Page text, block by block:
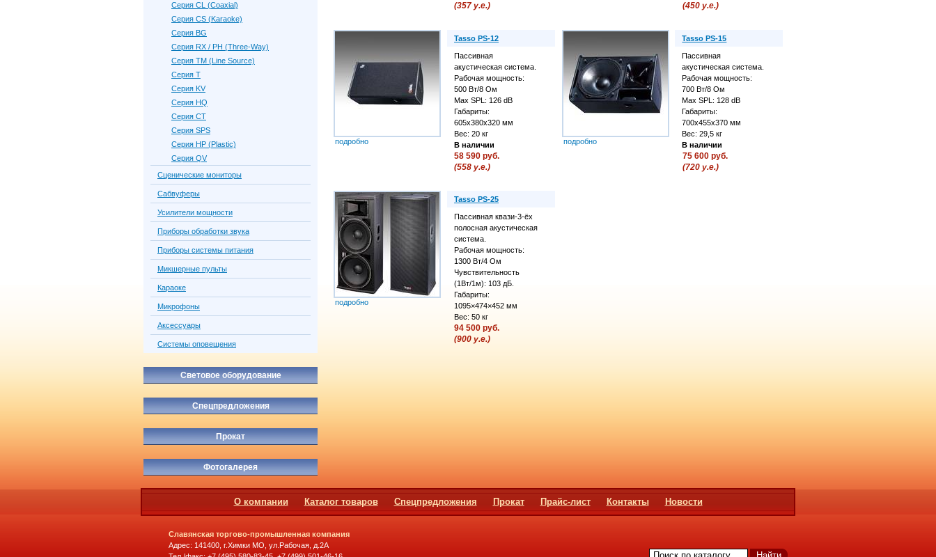
(357 у.е.)
(450 у.е.)
Tasso PS-12
Пассивная
акустическая система.
Рабочая мощность:
500 Вт/8 Ом
Max SPL: 126 dB
Габариты:
605х380х320 мм
Вес: 20 кг
В наличии
подробно
58 590 руб.
(558 у.е.)
Tasso PS-15
Пассивная
акустическая система.
Рабочая мощность:
700 Вт/8 Ом
Max SPL: 128 dB
Габариты:
700х455х370 мм
Вес: 29,5 кг
В наличии
подробно
75 600 руб.
(720 у.е.)
Tasso PS-25
Пассивная квази-3-ёх
полосная акустическая
система.
Рабочая мощность:
1300 Вт/4 Ом
Чувствительность
(1Вт/1м): 103 дБ.
Габариты:
1095×474×452 мм
Вес: 50 кг
подробно
94 500 руб.
(900 у.е.)
Серия CL (Coaxial)
Серия CS (Karaoke)
Серия BG
Серия RX / PH (Three-Way)
Серия TM (Line Source)
Серия Т
Серия KV
Серия HQ
Серия CT
Серия SPS
Серия HP (Plastic)
Серия QV
Сценические мониторы
Сабвуферы
Усилители мощности
Приборы обработки звука
Приборы системы питания
Микшерные пульты
Караоке
Микрофоны
Аксессуары
Системы оповещения
Световое оборудование
Спецпредложения
Прокат
Фотогалерея
О компании Каталог товаров Спецпредложения Прокат Прайс-лист Контакты Новости
Славянская торгово-промышленная компания
Адрес: 141400, г.Химки МО, ул.Рабочая, д.2А